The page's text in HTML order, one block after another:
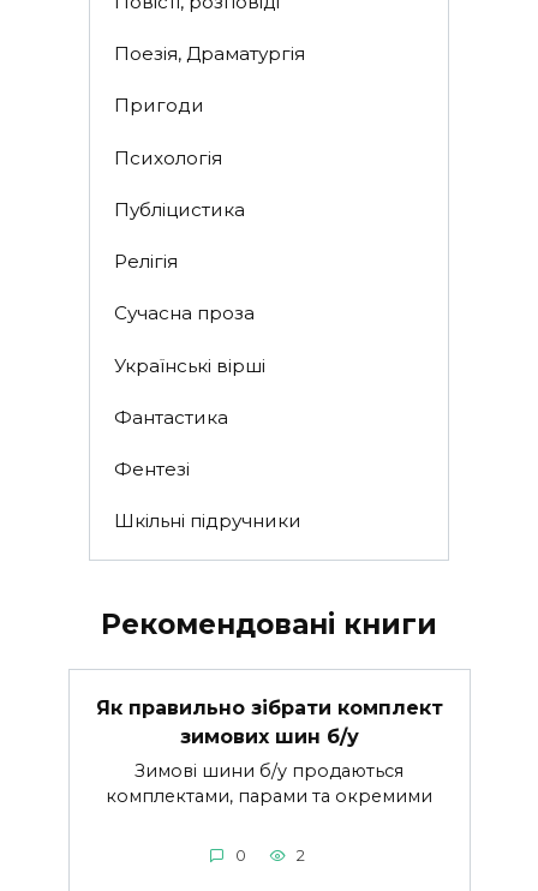
Поезія, Драматургія
Пригоди
Психологія
Публіцистика
Релігія
Сучасна проза
Українські вірші
Фантастика
Фентезі
Шкільні підручники
Рекомендовані книги
Як правильно зібрати комплект
зимових шин б/у
Зимові шини б/у продаються
комплектами, парами та окремими
0 2